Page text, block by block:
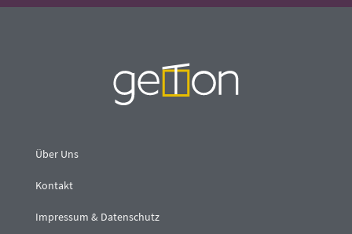
Über Uns
Kontakt
Impressum & Datenschutz